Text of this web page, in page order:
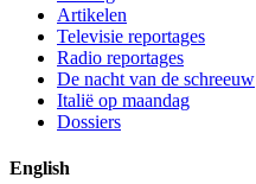
Artikelen
Televisie reportages
Radio reportages
De nacht van de schreeuw
Italië op maandag
Dossiers
English